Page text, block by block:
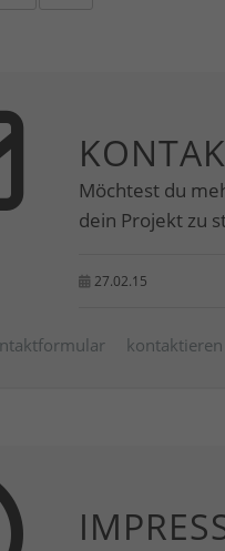
Möchtest du
dein Projekt zu
27.02.15
kontaktieren